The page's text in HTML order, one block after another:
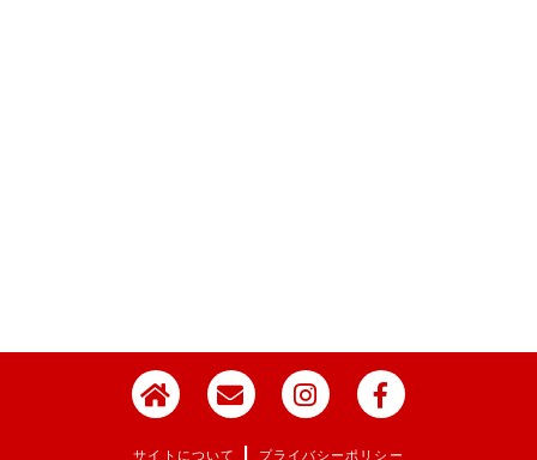
サイトについて | プライバシーポリシー